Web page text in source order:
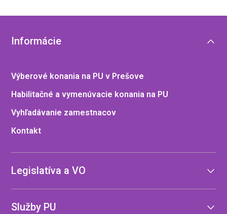
Informácie
Výberové konania na PU v Prešove
Habilitačné a vymenúvacie konania na PU
Vyhľadávanie zamestnacov
Kontakt
Legislatíva a VO
Služby PU